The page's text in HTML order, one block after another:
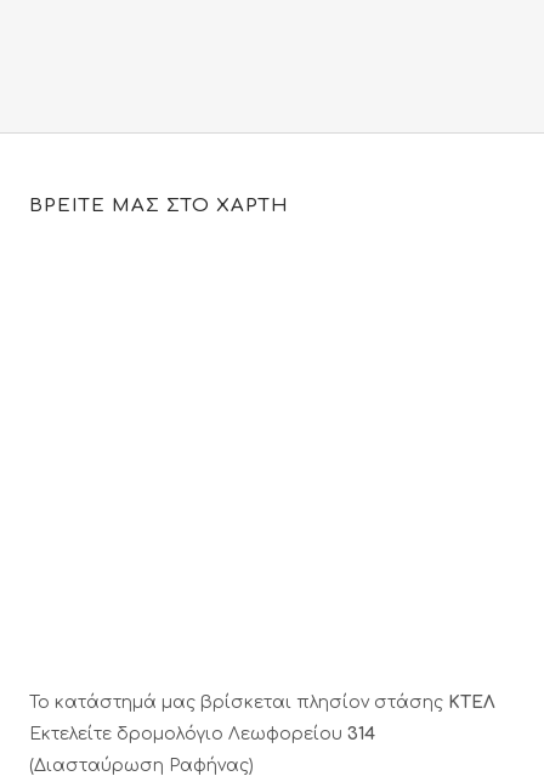
ΒΡΕΙΤΕ ΜΑΣ ΣΤΟ ΧΑΡΤΗ
Το κατάστημά μας βρίσκεται πλησίον στάσης ΚΤΕΛ
Εκτελείτε δρομολόγιο Λεωφορείου 314
(Διασταύρωση Ραφήνας)